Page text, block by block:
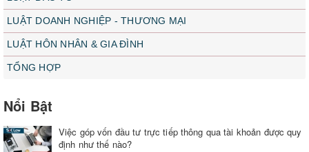
LUẬT DOANH NGHIỆP - THƯƠNG MẠI
LUẬT HÔN NHÂN & GIA ĐÌNH
TỔNG HỢP
Nổi Bật
Việc góp vốn đầu tư trực tiếp thông qua tài khoản được quy
định như thế nào?